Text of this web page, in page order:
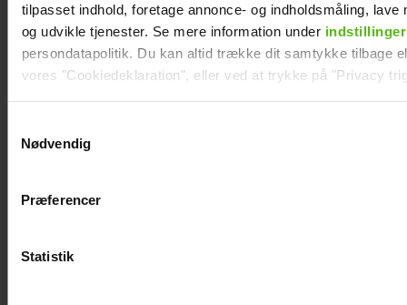
tilpasset indhold, foretage annonce- og indholdsmåling, lave
og udvikle tjenester. Se mere information under indstillinger
persondatapolitik. Du kan altid trække dit samtykke tilbage
vores "Cookiedeklaration", eller ved at trykke på "Privacy
Vi anvender egne cookies og cookies fra tredjeparter til at
generere statistik og huske dine præferencer samt til brug
Nødvendig
Præferencer
Statistik